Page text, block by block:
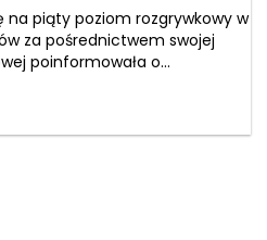
na piąty poziom rozgrywkowy w
za pośrednictwem swojej
poinformowała o...